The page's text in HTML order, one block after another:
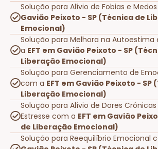
Solução para Alívio de Fobias e
Gavião Peixoto - SP (Técnica de
Emocional)
Solução para Melhora na
a EFT em Gavião Peixoto - SP
Liberação Emocional)
Solução para Gerenciamento de
com a EFT em Gavião Peixoto - SP
Liberação Emocional)
Solução para Alívio de Dores
Estresse com a EFT em Gavião
de Liberação Emocional)
Solução para Reequilíbrio Emocional